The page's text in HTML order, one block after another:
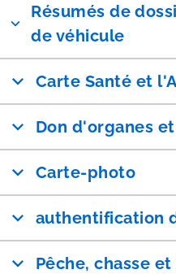
Résumés de
de véhicule
Carte Santé et
Don d'organes
Carte-photo
authentification
Pêche, chasse